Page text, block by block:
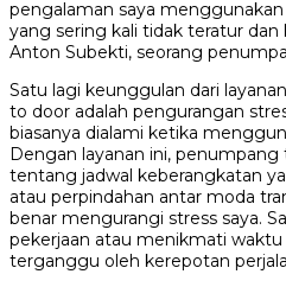
pengalaman saya
yang sering kali tidak teratur dan
Anton Subekti, seorang
Satu lagi keunggulan dari
to door adalah pengurangan
biasanya dialami ketika
Dengan layanan ini,
tentang jadwal keberangkatan
atau perpindahan antar moda
benar mengurangi stress saya.
pekerjaan atau menikmati
terganggu oleh kerepotan